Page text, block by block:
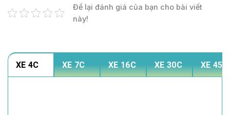
Để lại đánh giá của bạn cho bài viết
này!
XE 4C XE 7C XE 16C XE 30C XE 45C